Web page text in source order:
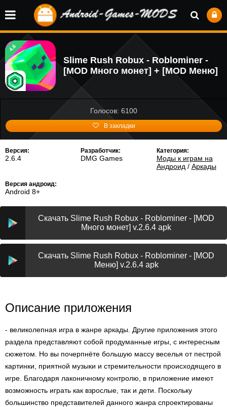
4.6
Slime Rush Robux - Roblominer -
[MOD Много монет] + [MOD Меню]
Голосов: 6100
В закладки
Версия:
2.6.4
Разработчик:
DMG Games
Категория:
Моды к играм на
Андроид / Аркады
Версия андроид:
Android 8+
Скачать Slime Rush Robux - Roblominer - [MOD
Много монет] v.2.6.4 apk
Скачать Slime Rush Robux - Roblominer - [MOD
Меню] v.2.6.4 apk
Описание приложения
- великолепная игра в жанре аркады. Другие приложения этого
раздела представляют собой продуманные игры, с интересным
сюжетом. Но вы почерпнёте большую массу веселья от пестрой
картинки, приятной музыки и стремительности происходящего в
игре. Благодаря лаконичному контролю, в приложение имеют
возможность играть как взрослые, так и дети. Поскольку
большинство представителей данного жанра спроектированы